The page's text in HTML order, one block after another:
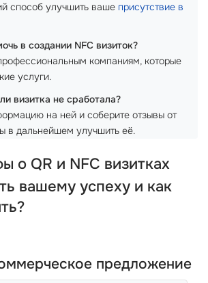
способ улучшить ваше присутствие в
в создании NFC визиток?
компаниям, которые
услуги.
визитка не сработала?
на ней и соберите отзывы от
в дальнейшем улучшить её.
о QR и NFC визитках
вашему успеху и как
предложение